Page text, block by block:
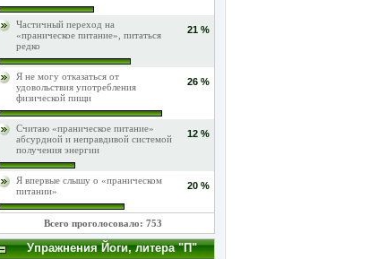
Частичный переход на
«праническое питание», питаться
редко
21 %
Я не могу отказаться от
удовольствия употребления
физической пищи
26 %
Считаю «праническое питание»
абсурдной и неправдивой системой
получения энергии
12 %
Я впервые слышу о «праническом
питании»
20 %
Всего проголосовало: 753
Упражнения Йоги, литера "П"